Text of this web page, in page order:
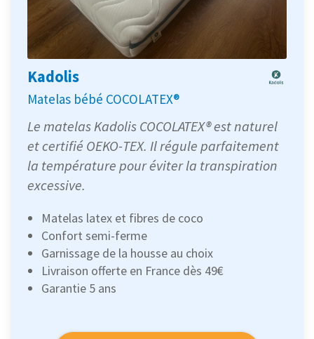
Kadolis
Matelas bébé COCOLATEX®
Le matelas Kadolis COCOLATEX® est naturel
et certifié OEKO-TEX. Il régule parfaitement
la température pour éviter la transpiration
excessive.
Matelas latex et fibres de coco
Confort semi-ferme
Garnissage de la housse au choix
Livraison offerte en France dès 49€
Garantie 5 ans